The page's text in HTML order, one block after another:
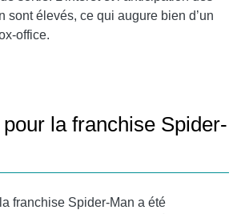
sont élevés, ce qui augure bien d’un
office.
la franchise Spider-
franchise Spider-Man a été